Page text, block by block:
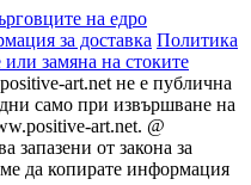
на едро
за доставка Политика
замяна на стоките
art.net не е публична
само при извършване на
art.net. @
от закона за
да копирате информация